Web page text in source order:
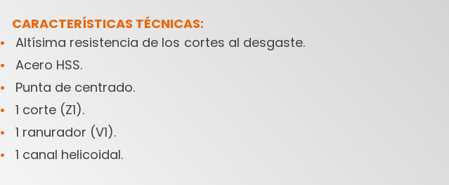
ESTUCHES DE
FRESAS PARA
CONTRACTOR PARA
CARACTERÍSTICAS TÉCNICAS:
Altísima resistencia de los cortes al desgaste.
Acero HSS.
Punta de centrado.
1 corte (Z1).
1 ranurador (V1).
1 canal helicoidal.